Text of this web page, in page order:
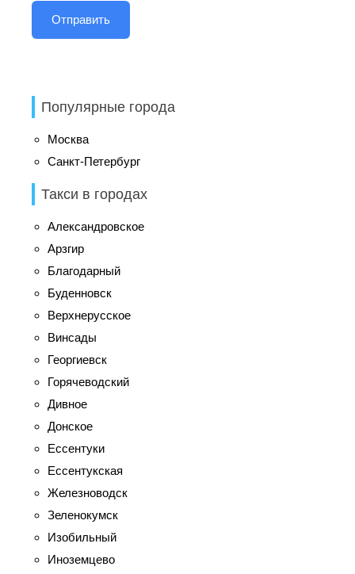
Популярные города
Москва
Санкт-Петербург
Такси в городах
Александровское
Арзгир
Благодарный
Буденновск
Верхнерусское
Винсады
Георгиевск
Горячеводский
Дивное
Донское
Ессентуки
Ессентукская
Железноводск
Зеленокумск
Изобильный
Иноземцево